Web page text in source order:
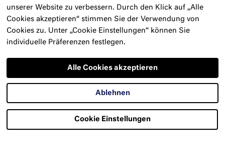
FREIRAD RADIO
KONTAKT
PRESSE
NEWSLETTER
DATENSCHUTZERKLÄRUNG
unserer Website zu verbessern. Durch den Klick auf „Alle
Cookies akzeptieren“ stimmen Sie der Verwendung von
Cookies zu. Unter „Cookie Einstellungen“ können Sie
individuelle Präferenzen festlegen.
Cookie Einstellungen
Ablehnen
Alle Cookies akzeptieren